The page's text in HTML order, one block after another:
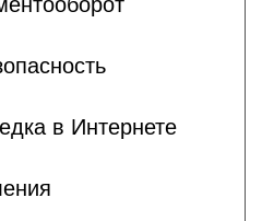
в Интернете